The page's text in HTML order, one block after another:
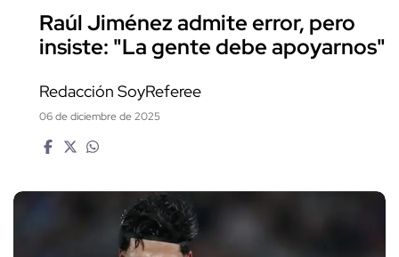
Raúl Jiménez admite error, pero
insiste: "La gente debe apoyarnos"
Redacción SoyReferee
06 de diciembre de 2025